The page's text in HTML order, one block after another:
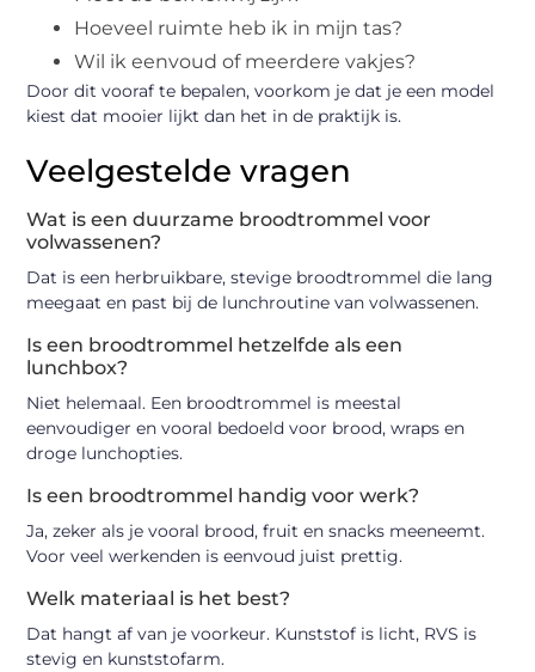
Hoeveel ruimte heb ik in mijn tas?
Wil ik eenvoud of meerdere vakjes?
Door dit vooraf te bepalen, voorkom je dat je een model
kiest dat mooier lijkt dan het in de praktijk is.
Veelgestelde vragen
Wat is een duurzame broodtrommel voor
volwassenen?
Dat is een herbruikbare, stevige broodtrommel die lang
meegaat en past bij de lunchroutine van volwassenen.
Is een broodtrommel hetzelfde als een
lunchbox?
Niet helemaal. Een broodtrommel is meestal
eenvoudiger en vooral bedoeld voor brood, wraps en
droge lunchopties.
Is een broodtrommel handig voor werk?
Ja, zeker als je vooral brood, fruit en snacks meeneemt.
Voor veel werkenden is eenvoud juist prettig.
Welk materiaal is het best?
Dat hangt af van je voorkeur. Kunststof is licht, RVS is
stevig en kunststofarm.